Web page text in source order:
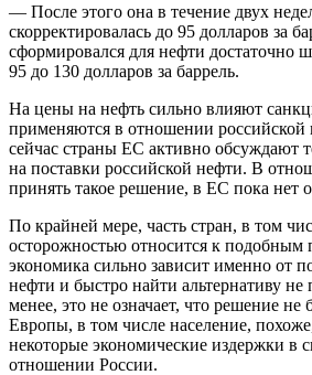
— После этого она в течение двух
скорректировалась до 95 долларов за
сформировался для нефти достаточно
95 до 130 долларов за баррель.
На цены на нефть сильно влияют
применяются в отношении российской
сейчас страны ЕС активно обсуждают
на поставки российской нефти. В
принять такое решение, в ЕС пока нет
По крайней мере, часть стран, в том
осторожностью относится к
экономика сильно зависит именно от
нефти и быстро найти альтернативу не
менее, это не означает, что решение
Европы, в том числе население,
некоторые экономические издержки в
отношении России.